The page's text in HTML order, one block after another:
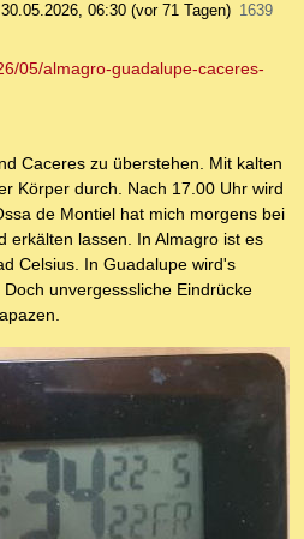
06:30 (vor 71 Tagen) 1639
05/almagro-guadalupe-caceres-
Caceres zu überstehen. Mit kalten
Körper durch. Nach 17.00 Uhr wird
de Montiel hat mich morgens bei
erkälten lassen. In Almagro ist es
Celsius. In Guadalupe wird's
unvergesssliche Eindrücke